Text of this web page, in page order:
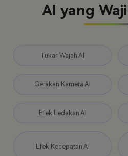
AI yang
Tukar Wajah AI
Gerakan Kamera AI
Efek Ledakan AI
Efek Kecepatan AI